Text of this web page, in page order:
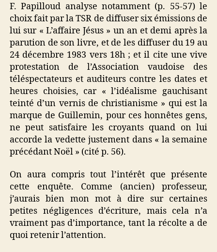
F. Papilloud analyse notamment (p. 55-57) le
choix fait par la TSR de diffuser six émissions de
lui sur « L’affaire Jésus » un an et demi après la
parution de son livre, et de les diffuser du 19 au
24 décembre 1983 vers 18h ; et il cite une vive
protestation de l’Association vaudoise des
téléspectateurs et auditeurs contre les dates et
heures choisies, car « l’idéalisme gauchisant
teinté d’un vernis de christianisme » qui est la
marque de Guillemin, pour ces honnêtes gens,
ne peut satisfaire les croyants quand on lui
accorde la vedette justement dans « la semaine
précédant Noël » (cité p. 56).
On aura compris tout l’intérêt que présente
cette enquête. Comme (ancien) professeur,
j’aurais bien mon mot à dire sur certaines
petites négligences d’écriture, mais cela n’a
vraiment pas d’importance, tant la récolte a de
quoi retenir l’attention.